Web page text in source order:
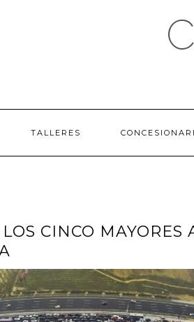
TALLERES
CINCO MAYORES